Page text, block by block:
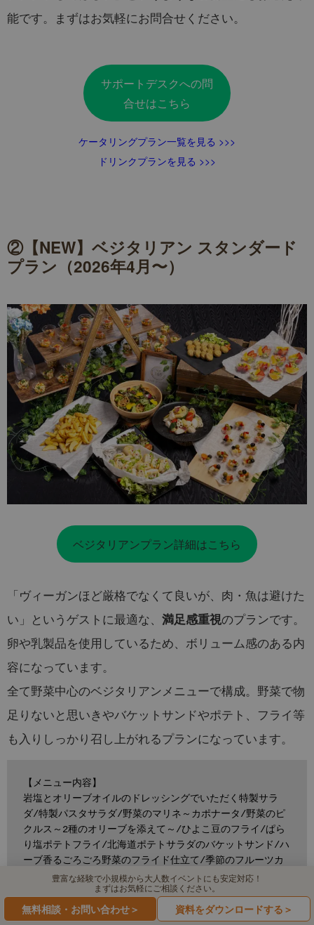
能です。まずはお気軽にお問合せください。
サポートデスクへの問
合せはこちら
ケータリングプラン一覧を見る >>>
ドリンクプランを見る >>>
②【NEW】ベジタリアン スタンダード
プラン（2026年4月〜）
ベジタリアンプラン詳細はこちら
「ヴィーガンほど厳格でなくて良いが、肉・魚は避けた
い」というゲストに最適な、 満足感重視のプランです。
卵や乳製品を使用しているため、ボリューム感のある内
容になっています。
全て野菜中心のベジタリアンメニューで構成。野菜で物
足りないと思いきやバケットサンドやポテト、フライ等
も入りしっかり召し上がれるプランになっています。
【メニュー内容】
岩塩とオリーブオイルのドレッシングでいただく特製サラ
ダ/特製パスタサラダ/野菜のマリネ～カポナータ/野菜のピ
クルス～2種のオリーブを添えて～/ひよこ豆のフライ/ぱら
り塩ポテトフライ/北海道ポテトサラダのバケットサンド/ハ
ーブ香るごろごろ野菜のフライド仕立て/季節のフルーツカ
ップ盛り豊富な経験で小規模から大人数イベントにも安定対応！
まずはお気軽にご相談ください。
無料相談・お問い合わせ＞ 資料をダウンロードする＞